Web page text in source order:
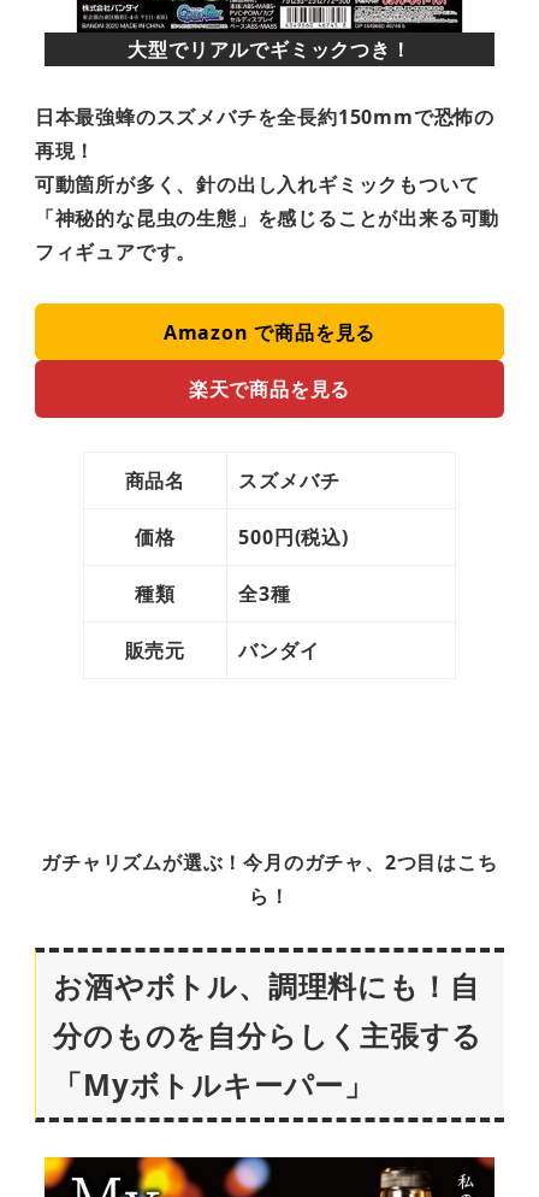
大型でリアルでギミックつき！
日本最強蜂のスズメバチを全長約150mmで恐怖の
再現！
可動箇所が多く、針の出し入れギミックもついて
「神秘的な昆虫の生態」を感じることが出来る可動
フィギュアです。
Amazon で商品を見る
楽天で商品を見る
商品名 スズメバチ
価格 500円(税込)
種類 全3種
販売元 バンダイ
ガチャリズムが選ぶ！今月のガチャ、2つ目はこち
ら！
お酒やボトル、調理料にも！自
分のものを自分らしく主張する
「Myボトルキーパー」